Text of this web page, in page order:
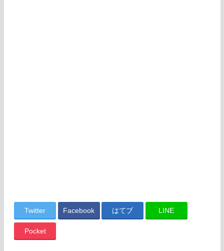
Twitter Facebook はてブ LINE
Pocket